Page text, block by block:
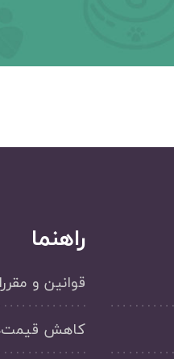
راهنما
قوانین و
کاهش